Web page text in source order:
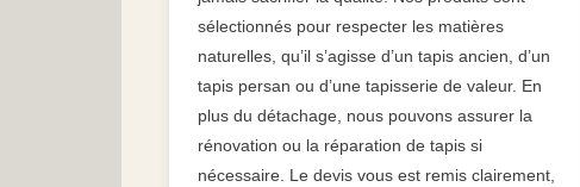
sélectionnés pour respecter les matières
naturelles, qu’il s’agisse d’un tapis ancien, d’un
tapis persan ou d’une tapisserie de valeur. En
plus du détachage, nous pouvons assurer la
rénovation ou la réparation de tapis si
nécessaire. Le devis vous est remis clairement,